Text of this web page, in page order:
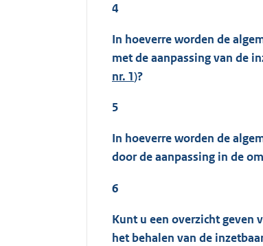
4
In hoeverre worden de
met de aanpassing van de
nr. 1)?
5
In hoeverre worden de
door de aanpassing in de
6
Kunt u een overzicht geven
het behalen van de